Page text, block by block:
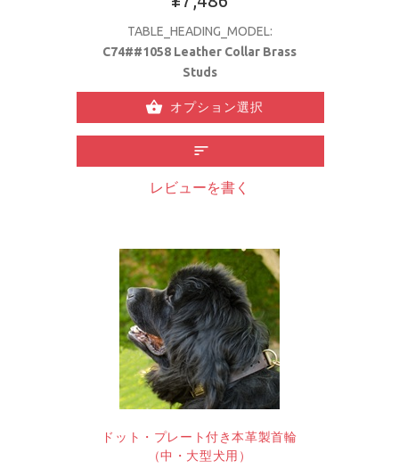
TABLE_HEADING_MODEL:
C74##1058 Leather Collar Brass
Studs
オプション選択
レビューを書く
ドット・プレート付き本革製首輪
（中・大型犬用）